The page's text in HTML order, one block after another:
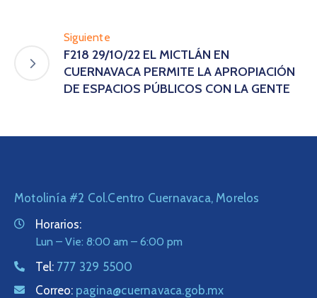
Siguiente
F218 29/10/22 EL MICTLÁN EN
CUERNAVACA PERMITE LA APROPIACIÓN
DE ESPACIOS PÚBLICOS CON LA GENTE
Motolinía #2 Col.Centro Cuernavaca, Morelos
Horarios:
Lun – Vie: 8:00 am – 6:00 pm
Tel: 777 329 5500
Correo: pagina@cuernavaca.gob.mx